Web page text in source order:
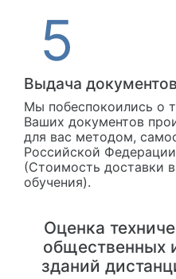
Выдача документов
Мы побеспокоились о
Ваших документов
для вас методом,
Российской
(Стоимость доставки
обучения).
Оценка
общественных
зданий